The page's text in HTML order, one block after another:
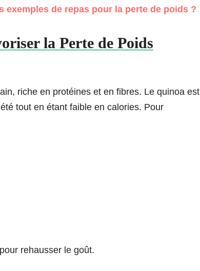
de repas pour la perte de poids ?
la Perte de Poids
riche en protéines et en fibres. Le quinoa est
tout en étant faible en calories. Pour
rehausser le goût.